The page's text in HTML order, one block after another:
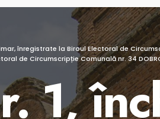
înregistrate la Biroul Electoral de
de Circumscripție Comunală nr. 34
1,